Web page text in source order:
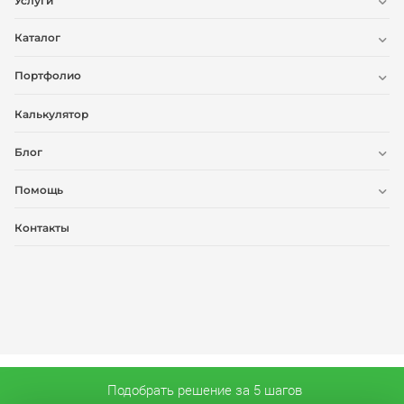
Каталог
Портфолио
Контакты
Калькулятор
Блог
Помощь
Подобрать решение за 5 шагов